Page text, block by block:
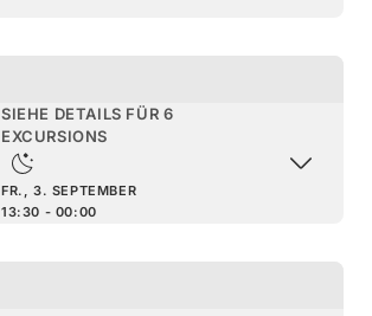
SIEHE DETAILS FÜR 6
EXCURSIONS
FR., 3. SEPTEMBER
13:30 - 00:00